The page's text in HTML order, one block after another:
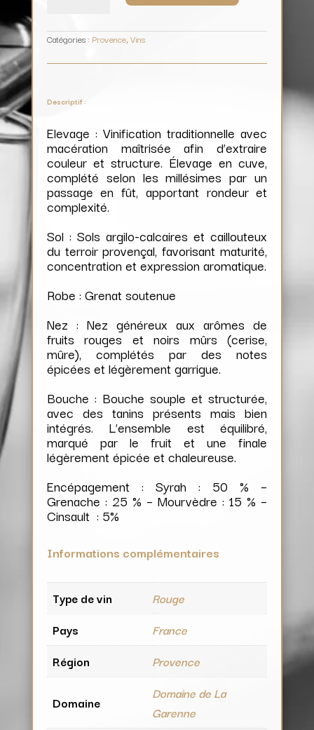
Garenne
Catégories : Provence, Vins
Descriptif :
Elevage : Vinification traditionnelle avec
macération maîtrisée afin d’extraire
couleur et structure. Élevage en cuve,
complété selon les millésimes par un
passage en fût, apportant rondeur et
complexité.
Sol : Sols argilo-calcaires et caillouteux
du terroir provençal, favorisant maturité,
concentration et expression aromatique.
Robe : Grenat soutenue
Nez : Nez généreux aux arômes de
fruits rouges et noirs mûrs (cerise,
mûre), complétés par des notes
épicées et légèrement garrigue.
Bouche : Bouche souple et structurée,
avec des tanins présents mais bien
intégrés. L’ensemble est équilibré,
marqué par le fruit et une finale
légèrement épicée et chaleureuse.
Encépagement : Syrah : 50 % –
Grenache : 25 % – Mourvèdre : 15 % –
Cinsault : 5%
Informations complémentaires
Type de vin
Rouge
Pays
France
Région
Provence
Domaine
Domaine de La
Garenne